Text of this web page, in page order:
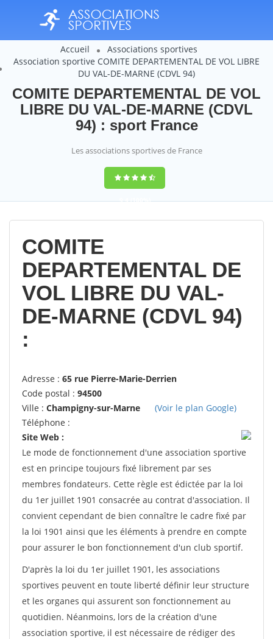
Accueil
Associations sportives
Association sportive COMITE DEPARTEMENTAL DE VOL LIBRE
DU VAL-DE-MARNE (CDVL 94)
COMITE DEPARTEMENTAL DE VOL
LIBRE DU VAL-DE-MARNE (CDVL
94) : sport France
Les associations sportives de France
9,4(100%)
14358votes
COMITE
DEPARTEMENTAL DE
VOL LIBRE DU VAL-
DE-MARNE (CDVL 94)
:
Adresse : 65 rue Pierre-Marie-Derrien
Code postal : 94500
Ville : Champigny-sur-Marne
(Voir le plan Google)
Téléphone :
Site Web :
Le mode de fonctionnement d'une association sportive
est en principe toujours fixé librement par ses
membres fondateurs. Cette règle est édictée par la loi
du 1er juillet 1901 consacrée au contrat d'association. Il
convient cependant de bien connaître le cadre fixé par
la loi 1901 ainsi que les éléments à prendre en compte
pour assurer le bon fonctionnement d'un club sportif.
D'après la loi du 1er juillet 1901, les associations
sportives peuvent en toute liberté définir leur structure
et les organes qui assurent son fonctionnement au
quotidien. Néanmoins, lors de la création d'une
association sportive, il est nécessaire de rédiger des